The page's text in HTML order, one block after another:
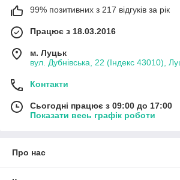
99% позитивних з 217 відгуків за рік
Працює з 18.03.2016
м. Луцьк
вул. Дубнівська, 22 (Індекс 43010),
Контакти
Сьогодні працює з 09:00 до 17:00
Показати весь графік роботи
Про нас